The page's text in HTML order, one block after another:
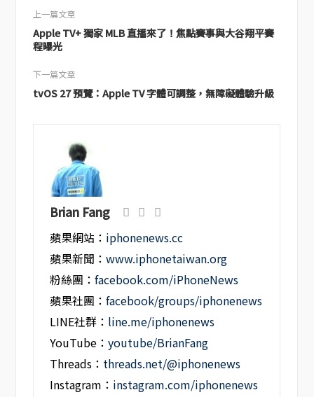
上一篇文章
Apple TV+ 獨家 MLB 直播來了！焦點賽事與大谷翔平賽
程曝光
下一篇文章
tvOS 27 預覽：Apple TV 字體可調整，無障礙體驗升級
Brian Fang
蘋果網站： iphonenews.cc
蘋果新聞：www.iphonetaiwan.org
粉絲團：facebook.com/iPhoneNews
蘋果社團：facebook/groups/iphonenews
LINE社群： line.me/iphonenews
YouTube：youtube/BrianFang
Threads： threads.net/@iphonenews
Instagram： instagram.com/iphonenews